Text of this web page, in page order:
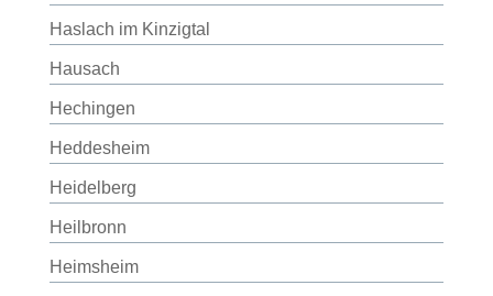
Haslach im Kinzigtal
Hausach
Hechingen
Heddesheim
Heidelberg
Heilbronn
Heimsheim